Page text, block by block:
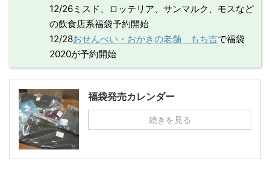
12/26ミスド、ロッテリア、サンマルク、モスなど
の飲食店系福袋予約開始
12/28おせんべい・おかきの老舗 もち吉で福袋
2020が予約開始
福袋発売カレンダー
続きを見る